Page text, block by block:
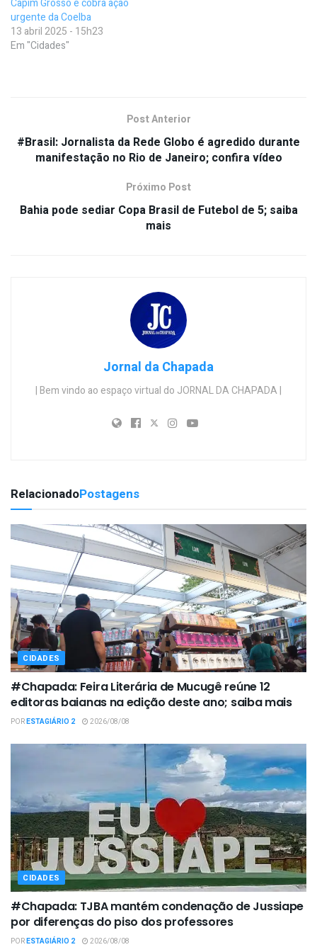
Capim Grosso e cobra ação
urgente da Coelba
13 abril 2025 - 15h23
Em "Cidades"
Post Anterior
#Brasil: Jornalista da Rede Globo é agredido durante
manifestação no Rio de Janeiro; confira vídeo
Próximo Post
Bahia pode sediar Copa Brasil de Futebol de 5; saiba
mais
Jornal da Chapada
| Bem vindo ao espaço virtual do JORNAL DA CHAPADA |
RelacionadoPostagens
CIDADES
#Chapada: Feira Literária de Mucugê reúne 12
editoras baianas na edição deste ano; saiba mais
PORESTAGIÁRIO 2 2026/08/08
CIDADES
#Chapada: TJBA mantém condenação de Jussiape
por diferenças do piso dos professores
PORESTAGIÁRIO 2 2026/08/08